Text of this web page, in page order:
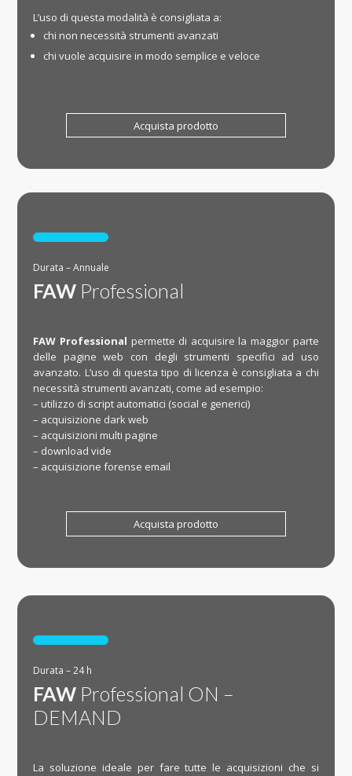
L’uso di questa modalità è consigliata a:
chi non necessità strumenti avanzati
chi vuole acquisire in modo semplice e veloce
Acquista prodotto

Durata – Annuale
FAW Professional
FAW Professional permette di acquisire la maggior parte
delle pagine web con degli strumenti specifici ad uso
avanzato. L’uso di questa tipo di licenza è consigliata a chi
necessità strumenti avanzati, come ad esempio:
– utilizzo di script automatici (social e generici)
– acquisizione dark web
– acquisizioni multi pagine
– download vide
– acquisizione forense email
Acquista prodotto

Durata – 24 h
FAW Professional ON –
DEMAND
La soluzione ideale per fare tutte le acquisizioni che si